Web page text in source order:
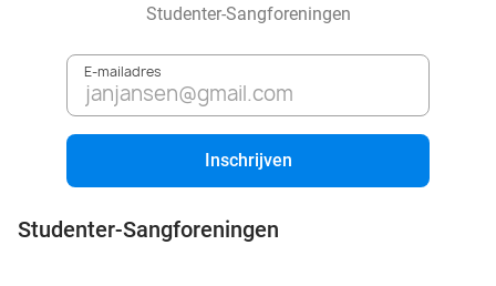
Studenter-Sangforeningen
E-mailadres
Inschrijven
Studenter-Sangforeningen